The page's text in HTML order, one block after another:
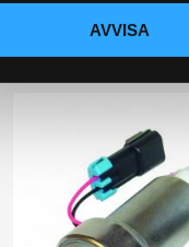
AVVISA